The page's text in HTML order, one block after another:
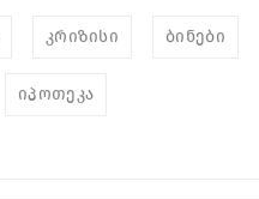
კრიზისი ბინები
იპოთეკა